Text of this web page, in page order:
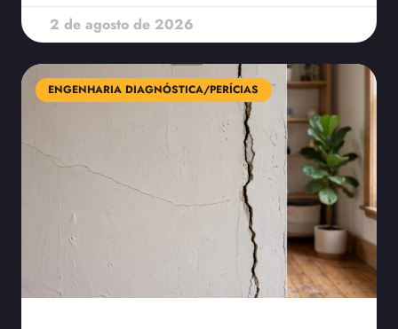
2 de agosto de 2026
ENGENHARIA DIAGNÓSTICA/PERÍCIAS